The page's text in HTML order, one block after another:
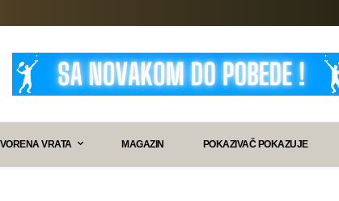
VRATA MAGAZIN POKAZIVAČ POKAZUJE